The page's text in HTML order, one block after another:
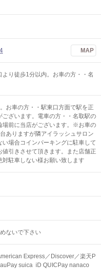
MAP
り徒歩1分以内。お車の方・・名
お車の方・・駅東口方面で駅を正
ざいます。電車の方・・名取駅の
場前に当店がございます。※お車の
ありますが隣アイラッシュサロン
場合コインパーキングに駐車して
引きさせて頂きます。また店舗正
駐車しない様お願い致します
ないで下さい
Express／Discover／楽天P
suica iD QUICPay nanaco